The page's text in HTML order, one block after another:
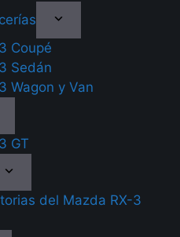
Coupé
Sedán
Wagon y Van
GT
del Mazda RX-3